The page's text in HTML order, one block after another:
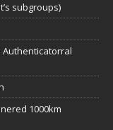
subgroups)
Authenticatorral
1000km